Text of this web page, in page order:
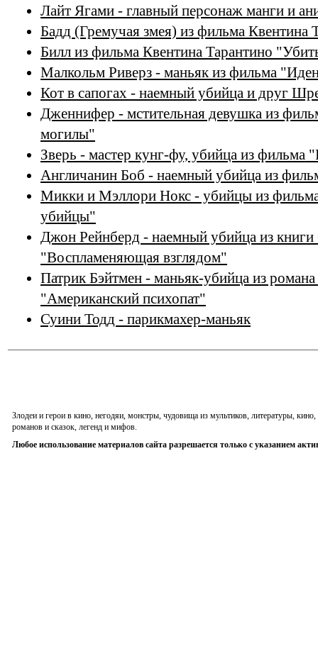
Лайт Ягами - главный персонаж манги и
Бадд (Гремучая змея) из фильма Квентина
Билл из фильма Квентина Тарантино
Малкольм Риверз - маньяк из фильма
Кот в сапогах - наемный убийца и друг
Дженнифер - мстительная девушка из
могилы"
Зверь - мастер кунг-фу, убийца из фильма
Англичанин Боб - наемный убийца из
Микки и Мэллори Нокс - убийцы из
убийцы"
Джон Рейнберд - наемный убийца из книги
"Воспламеняющая взглядом"
Патрик Бэйтмен - маньяк-убийца из
"Американский психопат"
Суини Тодд - парикмахер-маньяк
Злодеи и герои в кино, негодяи, монстры, чудовища из мультиков, литературы,
романов и сказок, легенд и мифов.
Любое использование материалов сайта разрешается только с указанием